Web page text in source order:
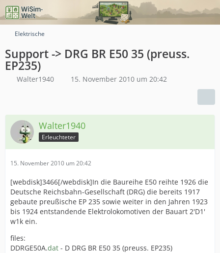
Elektrische
Support -> DRG BR E50 35 (preuss.
EP235)
Walter1940 15. November 2010 um 20:42
Walter1940
Erleuchteter
15. November 2010 um 20:42
[webdisk]3466[/webdisk]In die Baureihe E50 reihte 1926 die
Deutsche Reichsbahn-Gesellschaft (DRG) die bereits 1917
gebaute preußische EP 235 sowie weiter in den Jahren 1923
bis 1924 entstandende Elektrolokomotiven der Bauart 2'D1'
w1k ein.
files:
DDRGE50A.dat - D DRG BR E50 35 (preuss. EP235)